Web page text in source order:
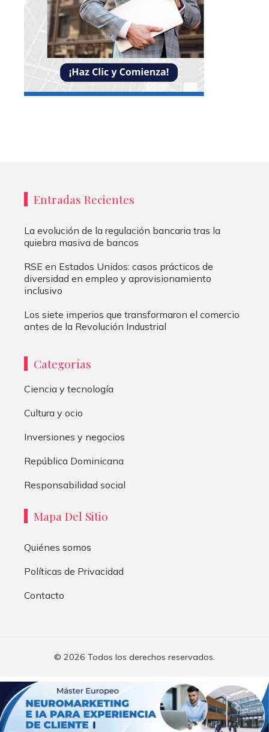
Entradas Recientes
La evolución de la regulación bancaria tras la
quiebra masiva de bancos
RSE en Estados Unidos: casos prácticos de
diversidad en empleo y aprovisionamiento
inclusivo
Los siete imperios que transformaron el comercio
antes de la Revolución Industrial
Categorías
Ciencia y tecnología
Cultura y ocio
Inversiones y negocios
República Dominicana
Responsabilidad social
Mapa Del Sitio
Quiénes somos
Políticas de Privacidad
Contacto
© 2026 Todos los derechos reservados.